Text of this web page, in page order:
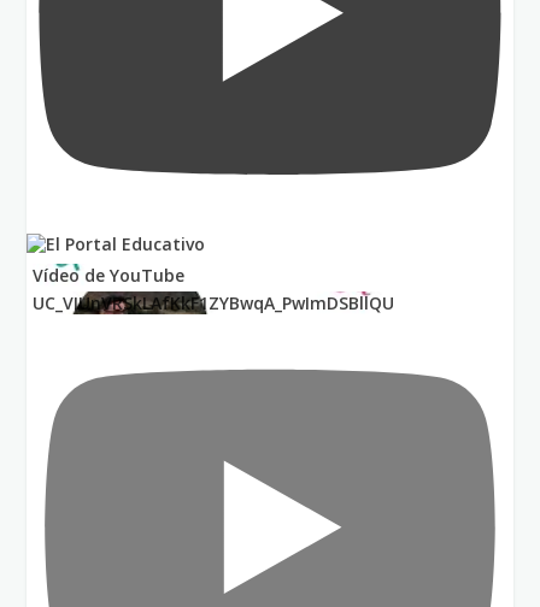
Vídeo de YouTube
UC_VIUnVRSkLAfKkF1ZYBwqA_PwImDSBllQU